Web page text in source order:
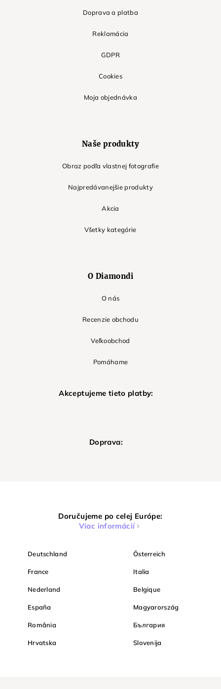
Doprava a platba
Reklamácia
GDPR
Cookies
Moja objednávka
Naše produkty
Obraz podľa vlastnej fotografie
Najpredávanejšie produkty
Akcia
Všetky kategórie
O Diamondi
O nás
Recenzie obchodu
Veľkoobchod
Pomáhame
Akceptujeme tieto platby:
Doprava:
Doručujeme po celej Európe:
Viac informácií
Deutschland Österreich
France Italia
Nederland Belgique
España Magyarország
România България
Hrvatska Slovenija